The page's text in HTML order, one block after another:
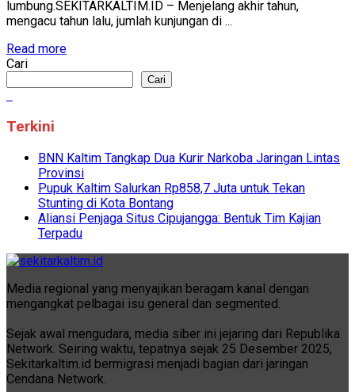
lumbung.SEKITARKALTIM.ID – Menjelang akhir tahun,
mengacu tahun lalu, jumlah kunjungan di ...
Read more
Cari
Cari
Terkini
BNN Kaltim Tangkap Dua Kurir Narkoba Jaringan Lintas
Provinsi
Pupuk Kaltim Salurkan Rp858,7 Juta untuk Tekan
Stunting di Kota Bontang
Aliansi Penjaga Situs Cipujangga: Bentuk Tim Kajian
Terpadu
Media regional yang menyajikan beragam kanal dengan
mengangkat pelbagai isu general dan segmented.
Sejak awal mengudara, media siber ini jejaring dari Republika
Network. Seiring waktu, tepatnya sejak 25 Desember 2025,
Sekitarkaltim.id bermigrasi menjadi bagian dari jaringan
Cendana Network.